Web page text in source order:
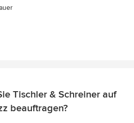
Tischler & Schreiner auf
beauftragen?